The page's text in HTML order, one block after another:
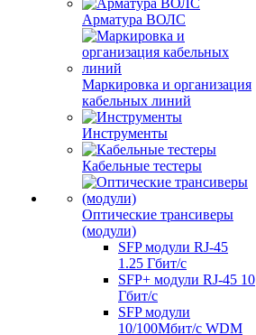
Арматура ВОЛС
Маркировка и организация
кабельных линий
Инструменты
Кабельные тестеры
Оптические трансиверы
(модули)
SFP модули RJ-45
1.25 Гбит/c
SFP+ модули RJ-45 10
Гбит/c
SFP модули
10/100Мбит/с WDM